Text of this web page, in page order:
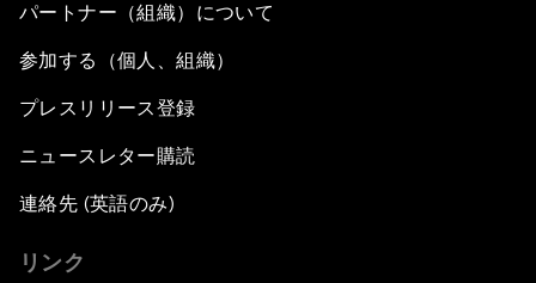
パートナー（組織）について
参加する（個人、組織）
プレスリリース登録
ニュースレター購読
連絡先 (英語のみ)
リンク